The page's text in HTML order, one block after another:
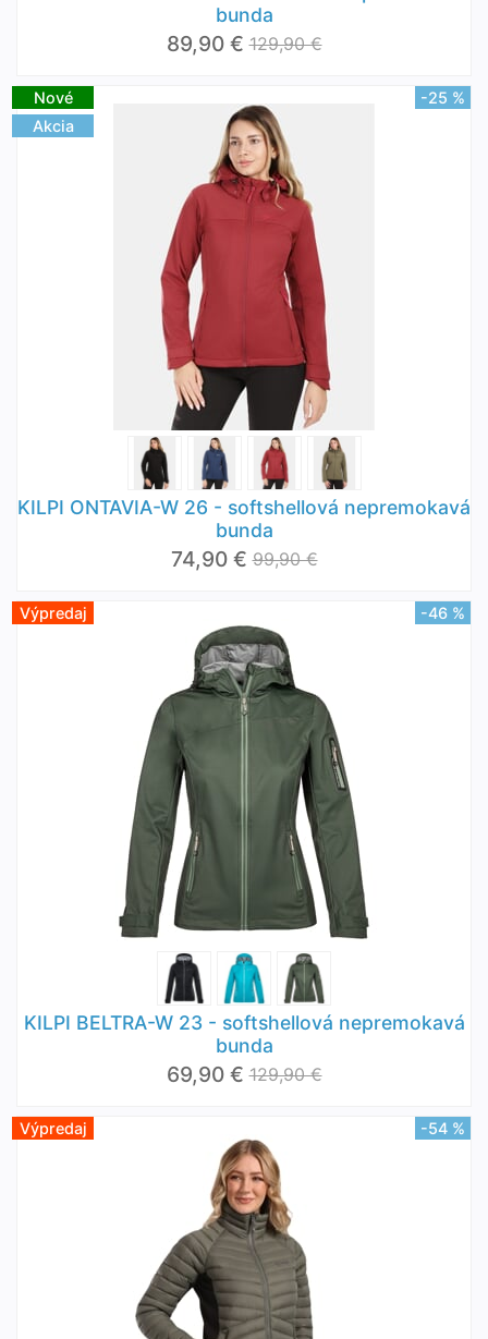
bunda
89,90 € 129,90 €
Nové
Akcia
-25 %
KILPI ONTAVIA-W 26 - softshellová nepremokavá
bunda
74,90 € 99,90 €
Výpredaj -46 %
KILPI BELTRA-W 23 - softshellová nepremokavá
bunda
69,90 € 129,90 €
Výpredaj -54 %